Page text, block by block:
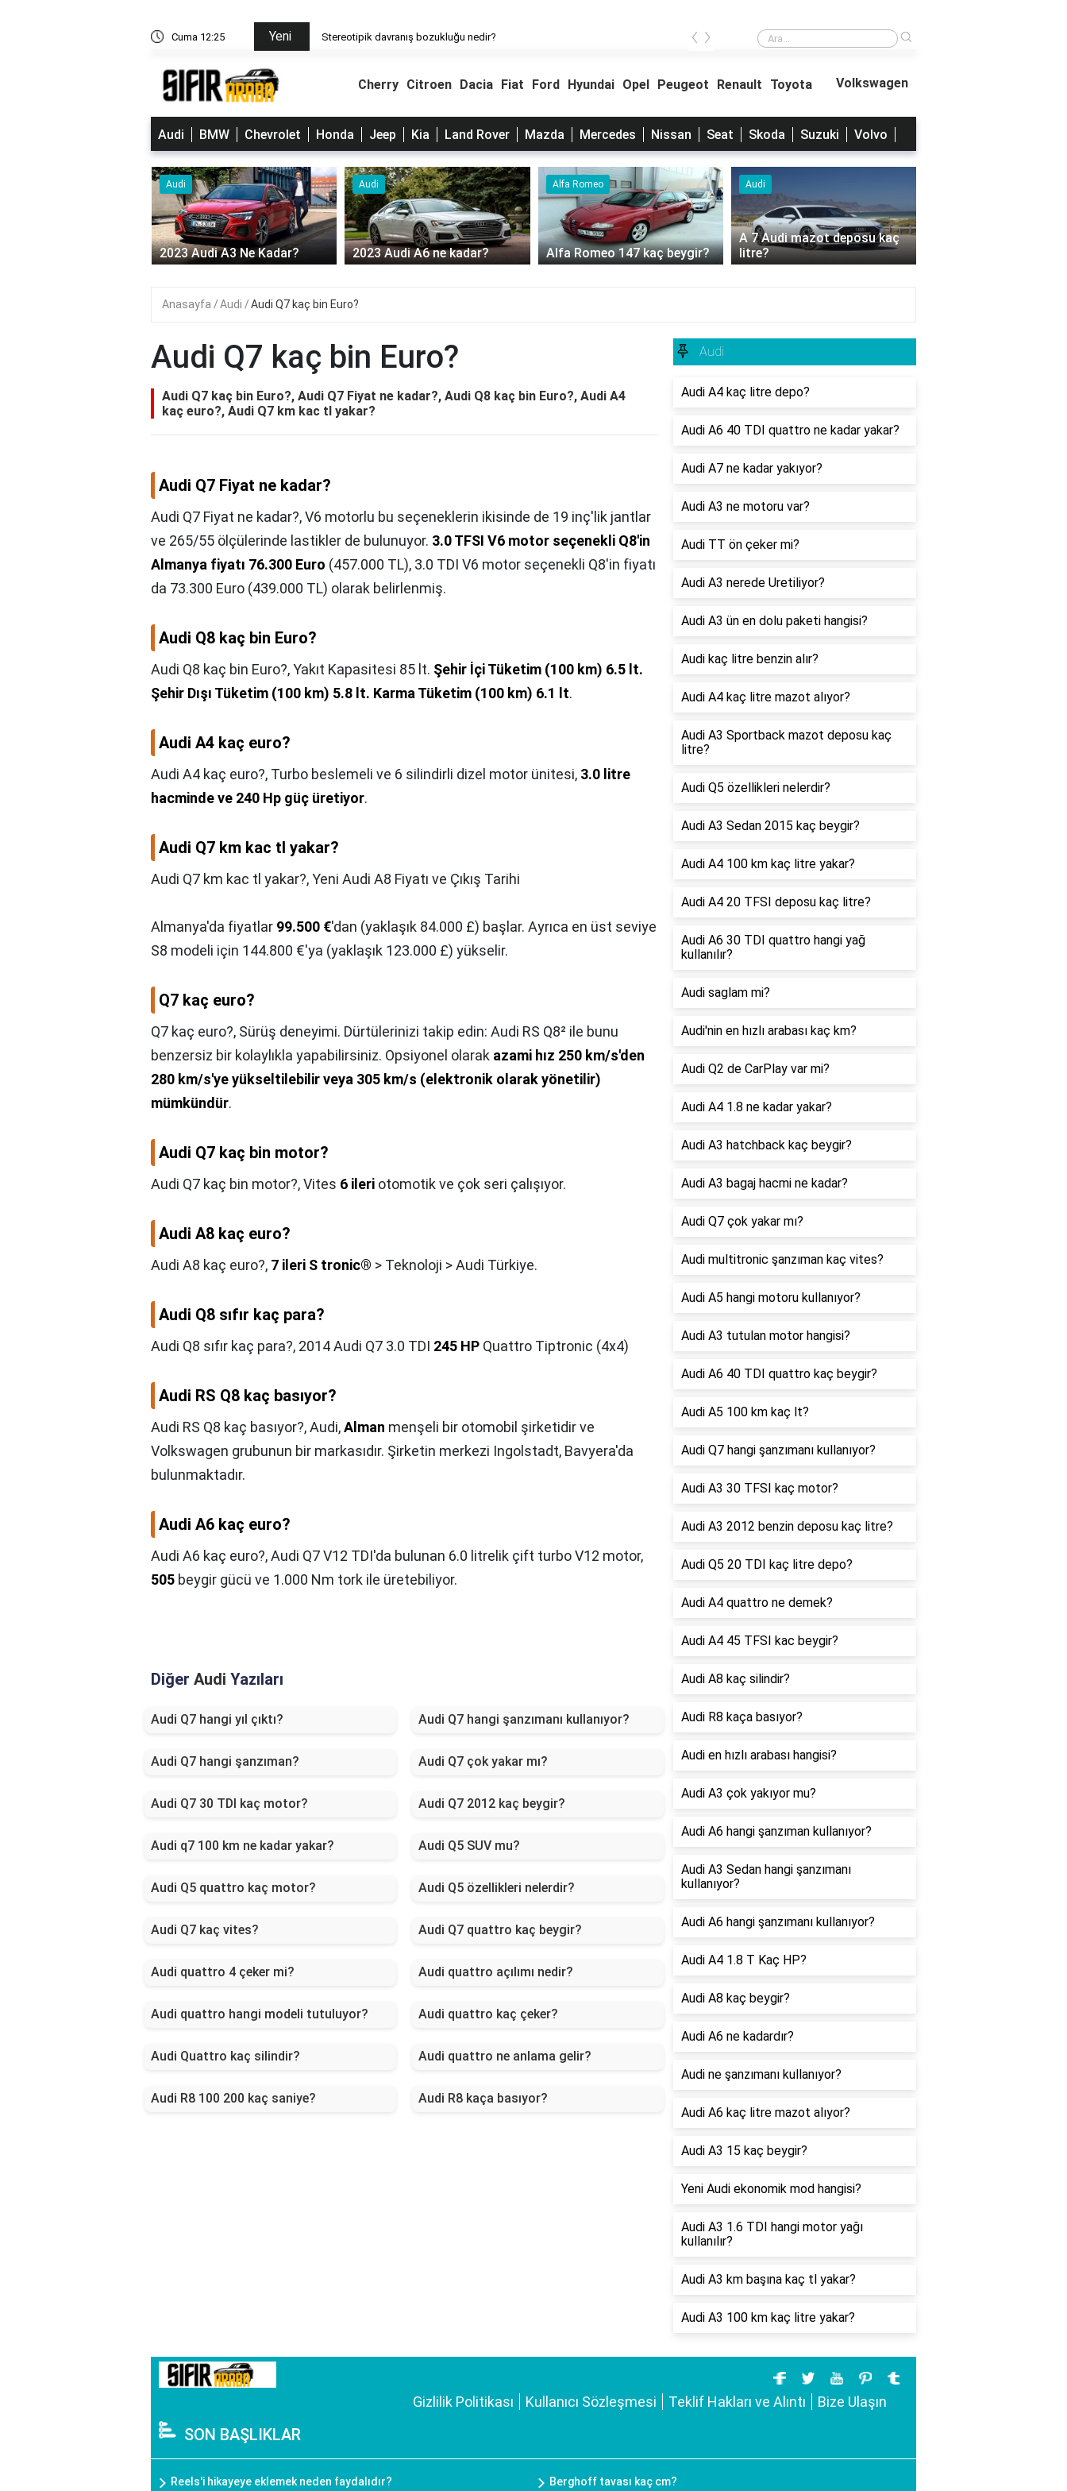
Cuma 12:25 Yeni Stereotipik davranış bozukluğu nedir? Stereotipik davranış bozukluğu nedir?
‹ ›
Cherry Citroen Dacia Fiat Ford Hyundai Opel Peugeot Renault Toyota Volkswagen
Audi BMW Chevrolet Honda Jeep Kia Land Rover Mazda Mercedes Nissan Seat Skoda Suzuki Volvo
Audi
2023 Audi A6 ne kadar?
Alfa Romeo
Alfa Romeo 147 kaç beygir?
Audi
A 7 Audi mazot deposu kaç
litre?
Audi
2023 Audi A3 Ne Kadar?
Anasayfa Audi Audi Q7 kaç bin Euro?
Audi Q7 kaç bin Euro?
Audi Q7 kaç bin Euro?, Audi Q7 Fiyat ne kadar?, Audi Q8 kaç bin Euro?, Audi A4
kaç euro?, Audi Q7 km kac tl yakar?
Audi Q7 Fiyat ne kadar?
Audi Q7 Fiyat ne kadar?,V6 motorlu bu seçeneklerin ikisinde de 19 inç'lik jantlar
ve 265/55 ölçülerinde lastikler de bulunuyor. 3.0 TFSI V6 motor seçenekli Q8'in
Almanya fiyatı 76.300 Euro (457.000 TL), 3.0 TDI V6 motor seçenekli Q8'in fiyatı
da 73.300 Euro (439.000 TL) olarak belirlenmiş.
Audi Q8 kaç bin Euro?
Audi Q8 kaç bin Euro?,Yakıt Kapasitesi 85 lt. Şehir İçi Tüketim (100 km) 6.5 lt.
Şehir Dışı Tüketim (100 km) 5.8 lt. Karma Tüketim (100 km) 6.1 lt.
Audi A4 kaç euro?
Audi A4 kaç euro?, Turbo beslemeli ve 6 silindirli dizel motor ünitesi, 3.0 litre
hacminde ve 240 Hp güç üretiyor.
Audi Q7 km kac tl yakar?
Audi Q7 km kac tl yakar?,Yeni Audi A8 Fiyatı ve Çıkış Tarihi
Almanya'da fiyatlar 99.500 €'dan (yaklaşık 84.000 £) başlar. Ayrıca en üst seviye
S8 modeli için 144.800 €'ya (yaklaşık 123.000 £) yükselir.
Q7 kaç euro?
Q7 kaç euro?, Sürüş deneyimi. Dürtülerinizi takip edin: Audi RS Q8² ile bunu
benzersiz bir kolaylıkla yapabilirsiniz. Opsiyonel olarak azami hız 250 km/s'den
280 km/s'ye yükseltilebilir veya 305 km/s (elektronik olarak yönetilir)
mümkündür.
Audi Q7 kaç bin motor?
Audi Q7 kaç bin motor?,Vites 6 ileri otomotik ve çok seri çalışıyor.
Audi A8 kaç euro?
Audi A8 kaç euro?, 7 ileri S tronic® > Teknoloji > Audi Türkiye.
Audi Q8 sıfır kaç para?
Audi Q8 sıfır kaç para?, 2014 Audi Q7 3.0 TDI 245 HP Quattro Tiptronic (4x4)
Audi RS Q8 kaç basıyor?
Audi RS Q8 kaç basıyor?,Audi,Alman menşeli bir otomobil şirketidir ve
Volkswagen grubunun bir markasıdır. Şirketin merkezi Ingolstadt, Bavyera'da
bulunmaktadır.
Audi A6 kaç euro?
Audi A6 kaç euro?,Audi Q7 V12 TDI'da bulunan 6.0 litrelik çift turbo V12 motor,
505 beygir gücü ve 1.000 Nm tork ile üretebiliyor.
Diğer Audi Yazıları
Audi Q7 hangi yıl çıktı? Audi Q7 hangi şanzımanı kullanıyor?
Audi Q7 hangi şanzıman? Audi Q7 çok yakar mı?
Audi Q7 30 TDI kaç motor? Audi Q7 2012 kaç beygir?
Audi q7 100 km ne kadar yakar? Audi Q5 SUV mu?
Audi Q5 quattro kaç motor? Audi Q5 özellikleri nelerdir?
Audi Q7 kaç vites? Audi Q7 quattro kaç beygir?
Audi quattro 4 çeker mi? Audi quattro açılımı nedir?
Audi quattro hangi modeli tutuluyor? Audi quattro kaç çeker?
Audi Quattro kaç silindir? Audi quattro ne anlama gelir?
Audi R8 100 200 kaç saniye? Audi R8 kaça basıyor?
Audi
Audi A4 kaç litre depo?
Audi A6 40 TDI quattro ne kadar yakar?
Audi A7 ne kadar yakıyor?
Audi A3 ne motoru var?
Audi TT ön çeker mi?
Audi A3 nerede Uretiliyor?
Audi A3 ün en dolu paketi hangisi?
Audi kaç litre benzin alır?
Audi A4 kaç litre mazot alıyor?
Audi A3 Sportback mazot deposu kaç
litre?
Audi Q5 özellikleri nelerdir?
Audi A3 Sedan 2015 kaç beygir?
Audi A4 100 km kaç litre yakar?
Audi A4 20 TFSI deposu kaç litre?
Audi A6 30 TDI quattro hangi yağ
kullanılır?
Audi saglam mi?
Audi'nin en hızlı arabası kaç km?
Audi Q2 de CarPlay var mi?
Audi A4 1.8 ne kadar yakar?
Audi A3 hatchback kaç beygir?
Audi A3 bagaj hacmi ne kadar?
Audi Q7 çok yakar mı?
Audi multitronic şanzıman kaç vites?
Audi A5 hangi motoru kullanıyor?
Audi A3 tutulan motor hangisi?
Audi A6 40 TDI quattro kaç beygir?
Audi A5 100 km kaç lt?
Audi Q7 hangi şanzımanı kullanıyor?
Audi A3 30 TFSI kaç motor?
Audi A3 2012 benzin deposu kaç litre?
Audi Q5 20 TDI kaç litre depo?
Audi A4 quattro ne demek?
Audi A4 45 TFSI kac beygir?
Audi A8 kaç silindir?
Audi R8 kaça basıyor?
Audi en hızlı arabası hangisi?
Audi A3 çok yakıyor mu?
Audi A6 hangi şanzıman kullanıyor?
Audi A3 Sedan hangi şanzımanı
kullanıyor?
Audi A6 hangi şanzımanı kullanıyor?
Audi A4 1.8 T Kaç HP?
Audi A8 kaç beygir?
Audi A6 ne kadardır?
Audi ne şanzımanı kullanıyor?
Audi A6 kaç litre mazot alıyor?
Audi A3 15 kaç beygir?
Yeni Audi ekonomik mod hangisi?
Audi A3 1.6 TDI hangi motor yağı
kullanılır?
Audi A3 km başına kaç tl yakar?
Audi A3 100 km kaç litre yakar?
Gizlilik Politikası Kullanıcı Sözleşmesi Teklif Hakları ve Alıntı Bize Ulaşın
SON BAŞLIKLAR
Reels'i hikayeye eklemek neden faydalıdır? Berghoff tavası kaç cm?